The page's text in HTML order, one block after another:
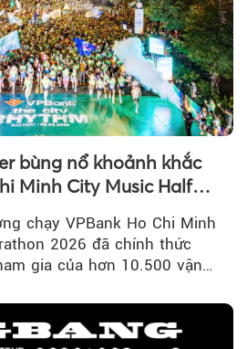
bùng nổ khoảnh khắc
Minh City Music Half
chạy VPBank Ho Chi Minh
2026 đã chính thức
gia của hơn 10.500 vận